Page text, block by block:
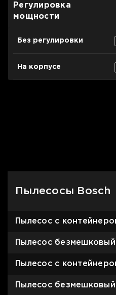
Микроволновые печи
Аксессуары для
Термочашки
Регулировка
мощности
Без регулировки
На корпусе
Пылесосы Bosch
Пылесос с
Пылесос
Пылесос с
Пылесос